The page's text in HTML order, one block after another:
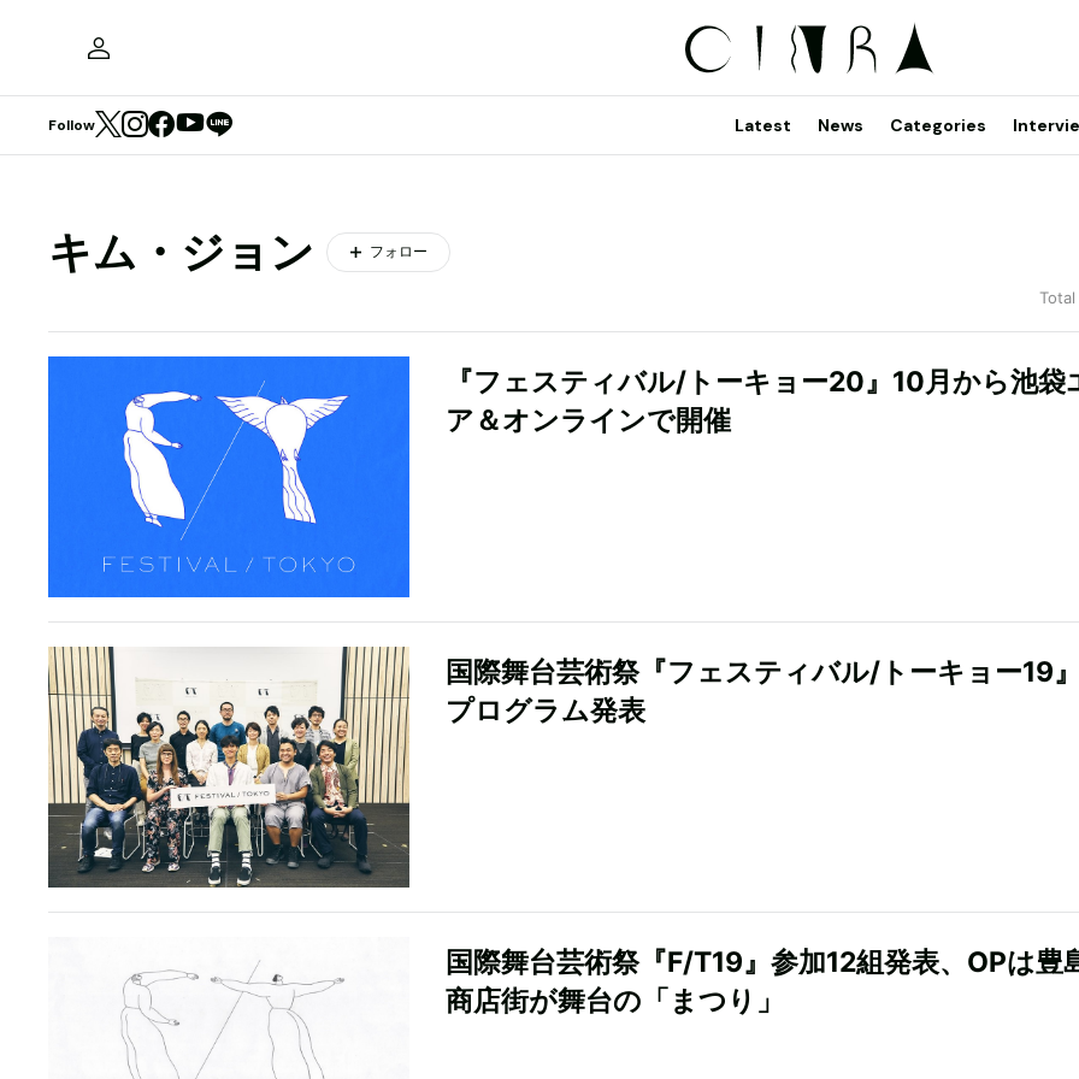
Follow Latest News Categories
キム・ジョン フォロー
『フェスティバル/トーキョー20』10月から池袋
ア＆オンラインで開催
国際舞台芸術祭『フェスティバル/トーキョー19
プログラム発表
国際舞台芸術祭『F/T19』参加12組発表、OPは豊
商店街が舞台の「まつり」